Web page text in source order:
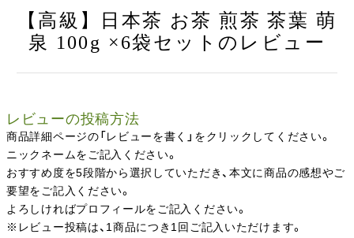
【高級】日本茶 お茶 煎茶 茶葉 萌
泉 100g ×6袋セットのレビュー
レビューの投稿方法
商品詳細ページの「レビューを書く」をクリックしてください。
ニックネームをご記入ください。
おすすめ度を5段階から選択していただき、本文に商品の感想やご
要望をご記入ください。
よろしければプロフィールをご記入ください。
※レビュー投稿は、1商品につき1回ご記入いただけます。